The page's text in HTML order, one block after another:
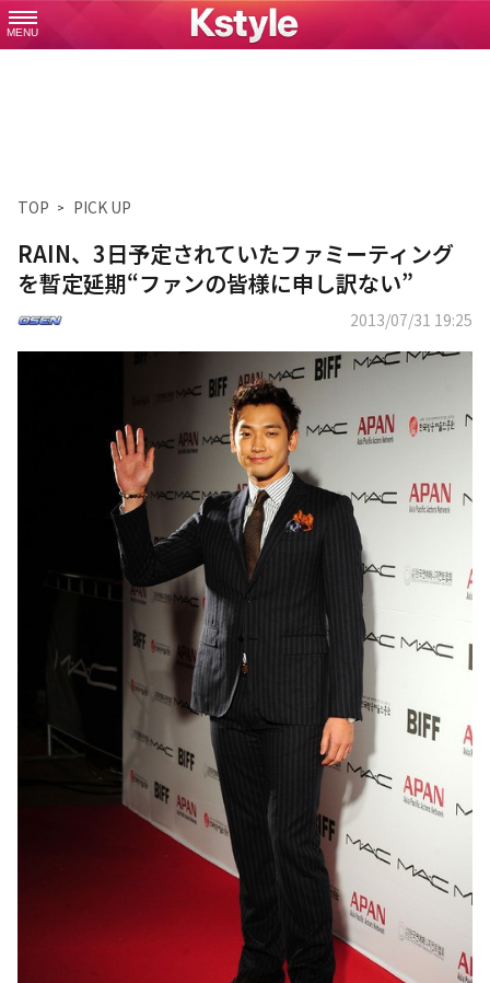
MENU
TOP PICK UP
RAIN、3日予定されていたファミーティング
を暫定延期“ファンの皆様に申し訳ない”
2013/07/31 19:25